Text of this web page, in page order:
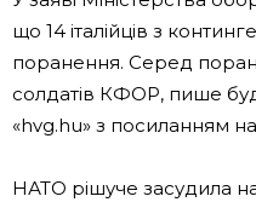
що 14 італійців з
поранення. Серед
солдатів КФОР, пише
«hvg.hu» з посиланням
НАТО рішуче засудила